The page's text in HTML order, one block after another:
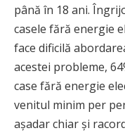
până în 18 ani.
casele fără energie
face dificilă
acestei probleme,
case fără energie
venitul minim per
așadar chiar și